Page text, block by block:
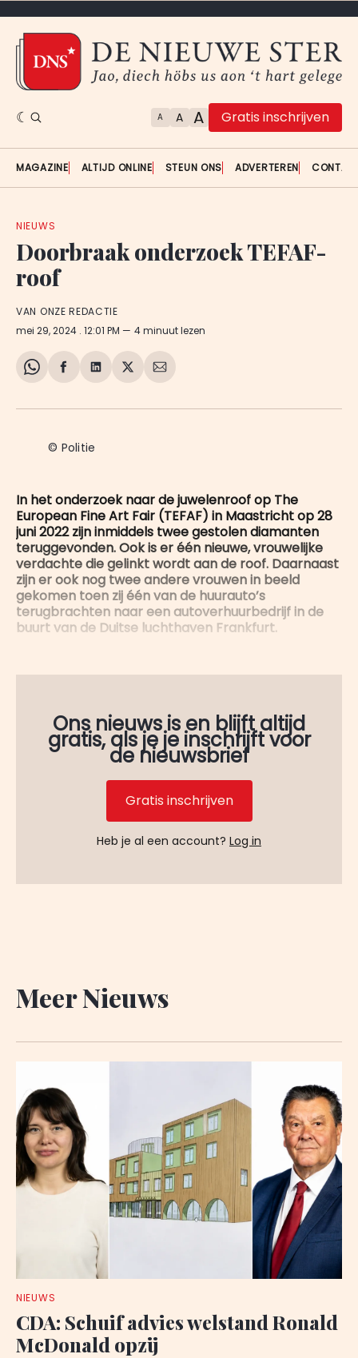
A A A Gratis inschrijven
MAGAZINE ALTIJD ONLINE STEUN ONS ADVERTEREN
NIEUWS
Doorbraak onderzoek TEFAF-
roof
VAN ONZE REDACTIE
mei 29, 2024 . 12:01 PM 4 minuut lezen
Share
WhatsApp
Delen
Facebook
Delen
LinkedIn
Share
X
Deel
E-
© Politie
In het onderzoek naar de juwelenroof op The
European Fine Art Fair (TEFAF) in Maastricht op 28
juni 2022 zijn inmiddels twee gestolen diamanten
teruggevonden. Ook is er één nieuwe, vrouwelijke
verdachte die gelinkt wordt aan de roof. Daarnaast
zijn er ook nog twee andere vrouwen in beeld
gekomen toen zij één van de huurauto’s
terugbrachten naar een autoverhuurbedrijf in de
buurt van de Duitse luchthaven Frankfurt.
Ons nieuws is en blijft altijd
gratis, als je je inschrijft voor
de nieuwsbrief
Gratis inschrijven
Heb je al een account? Log in
Meer Nieuws
NIEUWS
CDA: Schuif advies welstand Ronald
McDonald opzij